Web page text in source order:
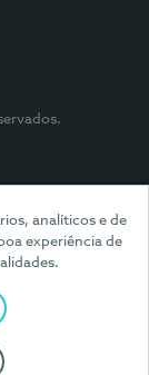
analíticos e de
experiência de